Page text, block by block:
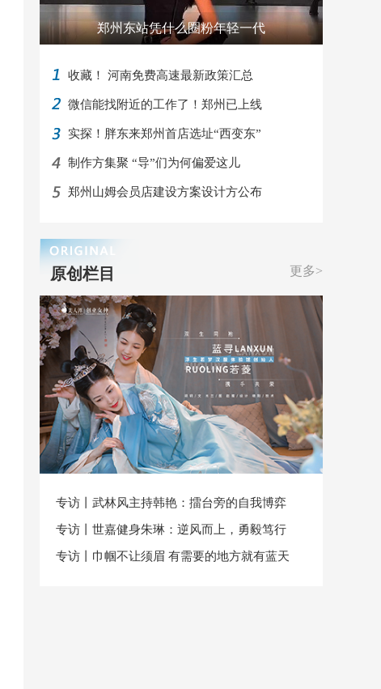
郑州东站凭什么圈粉年轻一代
收藏！ 河南免费高速最新政策汇总
微信能找附近的工作了！郑州已上线
实探！胖东来郑州首店选址“西变东”
制作方集聚 “导”们为何偏爱这儿
郑州山姆会员店建设方案设计方公布
更多>
原创栏目
专访丨武林风主持韩艳：擂台旁的自我博弈
专访丨世嘉健身朱琳：逆风而上，勇毅笃行
专访丨巾帼不让须眉 有需要的地方就有蓝天